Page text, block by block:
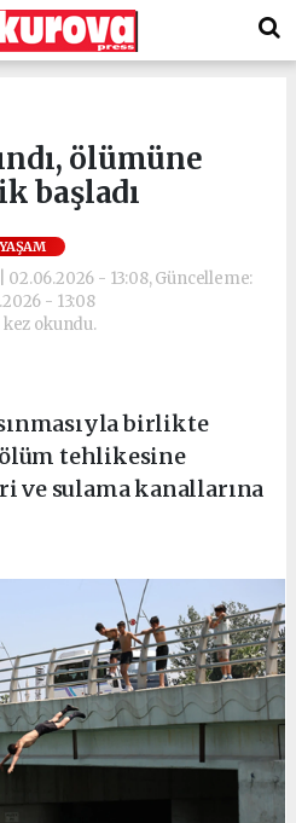
ölümüne
başladı
YAŞAM
02.06.2026 - 13:08, Güncelleme:
- 13:08
kez okundu.
birlikte
tehlikesine
ve sulama kanallarına